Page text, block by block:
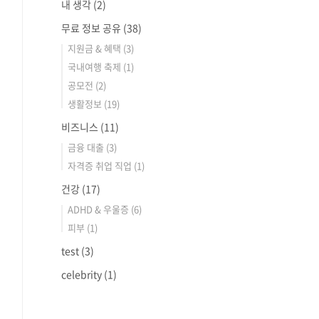
내 생각 (2)
무료 정보 공유 (38)
지원금 & 혜택 (3)
국내여행 축제 (1)
공모전 (2)
생활정보 (19)
비즈니스 (11)
금융 대출 (3)
자격증 취업 직업 (1)
건강 (17)
ADHD & 우울증 (6)
피부 (1)
test (3)
celebrity (1)